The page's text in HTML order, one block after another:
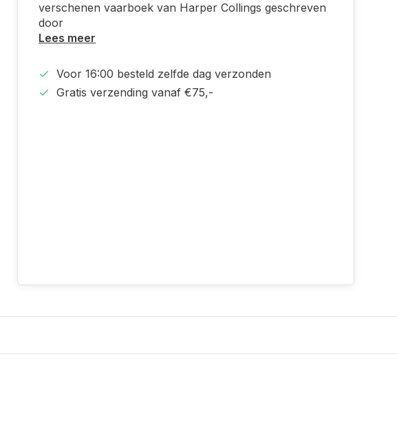
verschenen vaarboek van Harper Collings geschreven
door
Lees meer
Voor 16:00 besteld zelfde dag verzonden
Gratis verzending vanaf €75,-